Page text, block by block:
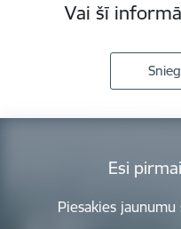
Vai šī
Esi
Piesakies jaunumu